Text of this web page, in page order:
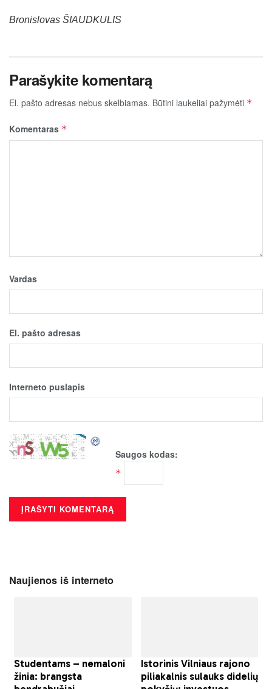
Bro­nis­lo­vas ŠIAUD­KU­LIS
Parašykite komentarą
El. pašto adresas nebus skelbiamas. Būtini laukeliai pažymėti *
Komentaras *
Vardas
El. pašto adresas
Interneto puslapis
Saugos kodas:
*
Naujienos iš interneto